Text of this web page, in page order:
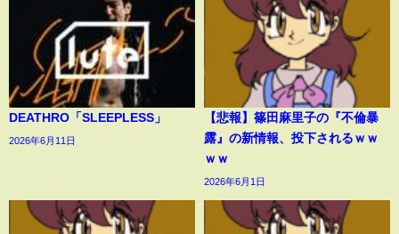
DEATHRO「SLEEPLESS」
2026年6月11日
【悲報】篠田麻里子の『不倫暴
露』の新情報、投下されるｗｗ
ｗｗ
2026年6月1日